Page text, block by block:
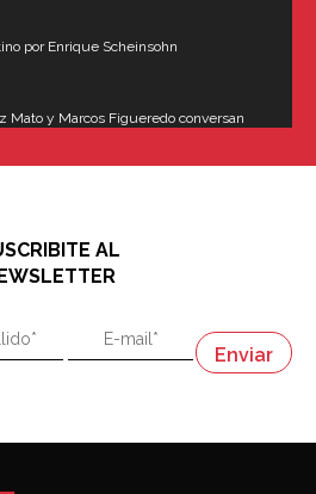
por Enrique Scheinsohn
Mato y Marcos Figueredo conversan
la estupidez no es una desventaja"
la estupidez no es una desventaja"
AL